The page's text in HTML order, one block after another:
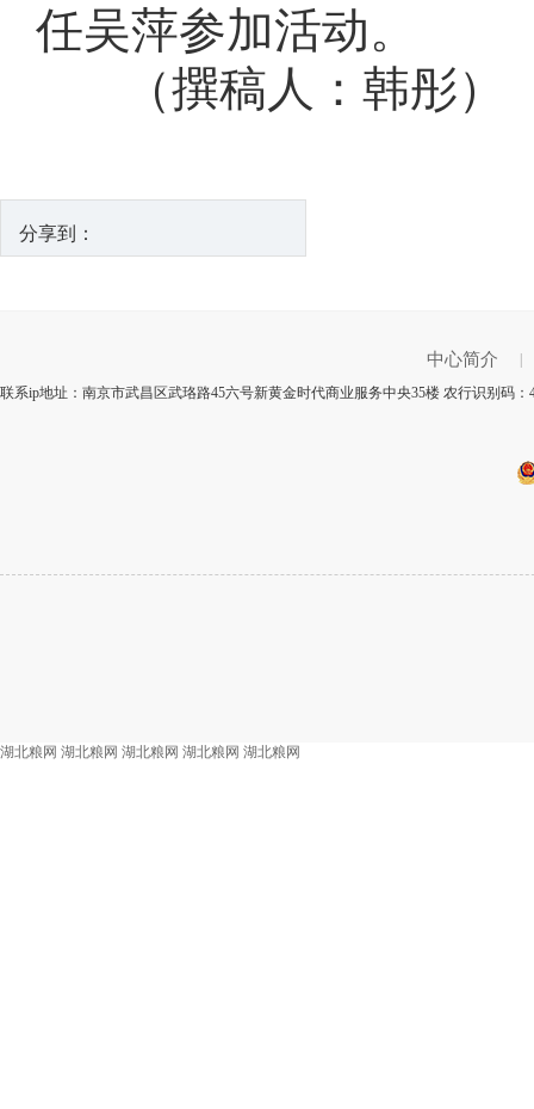
任吴萍参加活动。
（撰稿人：韩彤）
分享到：
中心简介
联系ip地址：南京市武昌区武珞路45六号新黄金时代商业服务中央35楼 农行识别码
湖北粮网 湖北粮网 湖北粮网 湖北粮网 湖北粮网